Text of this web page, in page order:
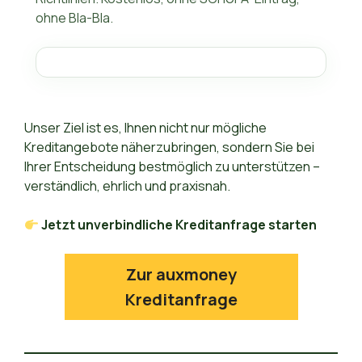
ohne Bla-Bla.
Unser Ziel ist es, Ihnen nicht nur mögliche
Kreditangebote näherzubringen, sondern Sie bei
Ihrer Entscheidung bestmöglich zu unterstützen –
verständlich, ehrlich und praxisnah.
Jetzt unverbindliche Kreditanfrage starten
Zur auxmoney
Kreditanfrage